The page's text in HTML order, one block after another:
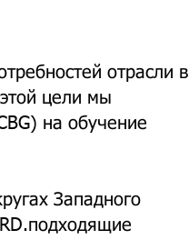
отрасли в
цели мы
на обучение
Западного
подходящие